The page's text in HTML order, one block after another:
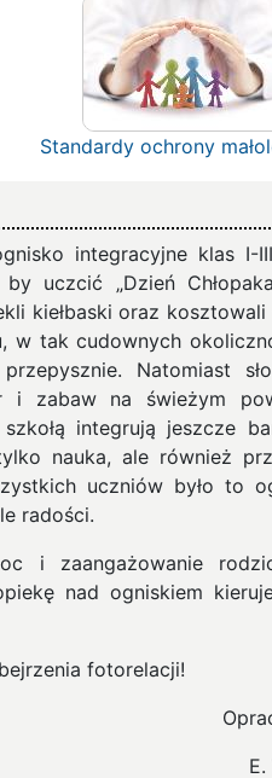
Standardy ochrony
integracyjne klas I-
uczcić „Dzień
kiełbaski oraz kosztowali
w tak cudownych
Natomiast
i zabaw na świeżym
integrują jeszcze
nauka, ale również
uczniów było to
radości.
i zaangażowanie
nad ogniskiem
fotorelacji!
E.